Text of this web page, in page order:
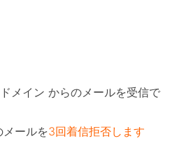
メイン からのメールを受信で
ールを3回着信拒否します